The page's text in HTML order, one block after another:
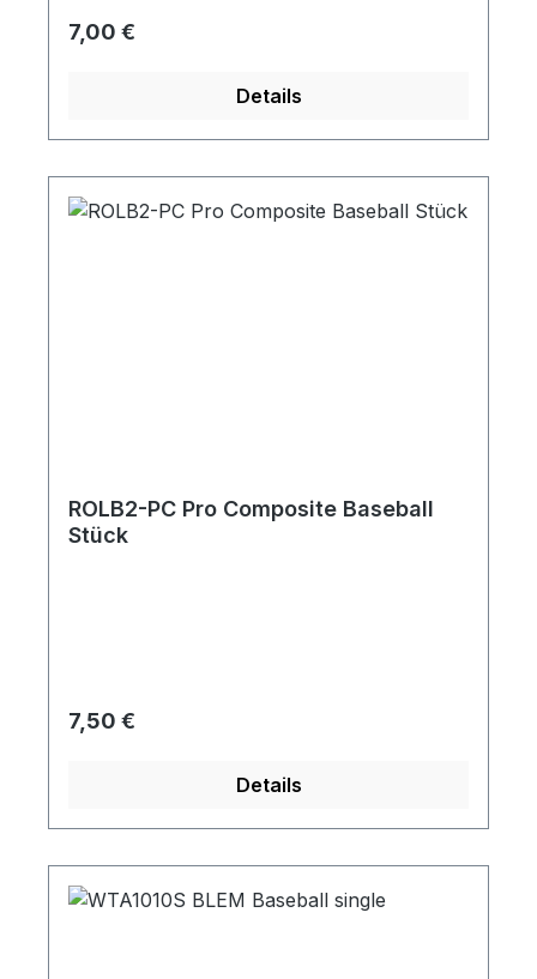
Regulärer Preis:
7,00 €
Details
ROLB2-PC Pro Composite Baseball
Stück
Regulärer Preis:
7,50 €
Details